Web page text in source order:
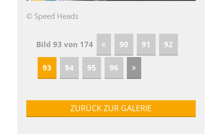
© Speed Heads
Bild 93 von 174 90 91 92
93 94 95 96
ZURÜCK ZUR GALERIE